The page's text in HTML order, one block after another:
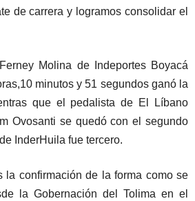
de carrera y logramos consolidar el
Molina de Indeportes Boyacá
minutos y 51 segundos ganó la
que el pedalista de El Líbano
Ovosanti se quedó con el segundo
InderHuila fue tercero.
la confirmación de la forma como se
la Gobernación del Tolima en el